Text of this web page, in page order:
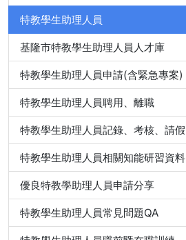
特教學生助理人員
基隆市特教學生助理人員人才庫
特教學生助理人員申請(含緊急專案)
特教學生助理人員聘用、離職
特教學生助理人員記錄、考核、請假
特教學生助理人員相關知能研習資料
優良特教學助理人員申請分享
特教學生助理人員常見問題QA